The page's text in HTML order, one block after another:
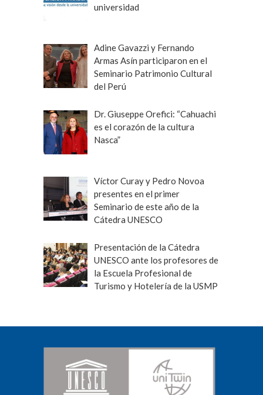
universidad
Adine Gavazzi y Fernando
Armas Asín participaron en el
Seminario Patrimonio Cultural
del Perú
Dr. Giuseppe Orefici: “Cahuachi
es el corazón de la cultura
Nasca”
Víctor Curay y Pedro Novoa
presentes en el primer
Seminario de este año de la
Cátedra UNESCO
Presentación de la Cátedra
UNESCO ante los profesores de
la Escuela Profesional de
Turismo y Hotelería de la USMP